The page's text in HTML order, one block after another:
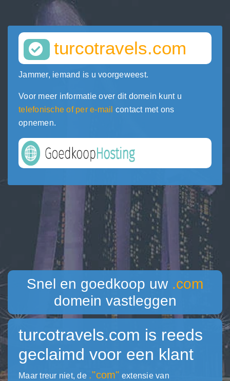
turcotravels.com
Jammer, iemand is u voorgeweest.
Voor meer informatie over dit domein kunt u
telefonische of per e-mail contact met ons
opnemen.
Snel en goedkoop uw .com
domein vastleggen
turcotravels.com is reeds
geclaimd voor een klant
Maar treur niet, de ."com" extensie van